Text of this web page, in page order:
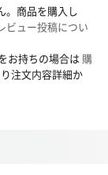
。商品を購入し
ビュー投稿につい
お持ちの場合は 購
注文内容詳細か